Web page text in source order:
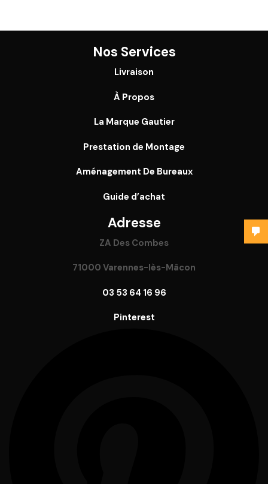
Nos Services
Livraison
À Propos
La Marque Gautier
Prestation de Montage
Aménagement De Bureaux
Guide d’achat
Adresse
ZA Des Combes
71000 Varennes-lès-Mâcon
03 53 64 16 96
Pinterest